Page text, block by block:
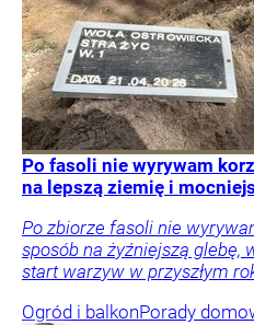
Po fasoli nie wyrywam
na lepszą ziemię i
Po zbiorze fasoli nie
sposób na żyźniejszą glebę,
start warzyw w przyszłym
Ogród i balkonPorady